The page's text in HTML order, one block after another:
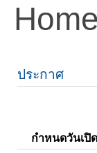
Home
ประกาศ
กำหนดวันเปิ